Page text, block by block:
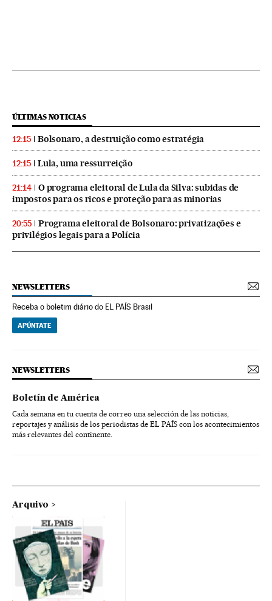
ÚLTIMAS NOTICIAS
12:15 Bolsonaro, a destruição como estratégia
12:15 Lula, uma ressurreição
21:14
O programa eleitoral de Lula da Silva: subidas de
impostos para os ricos e proteção para as minorias
20:55
Programa eleitoral de Bolsonaro: privatizações e
privilégios legais para a Polícia
NEWSLETTERS
Receba o boletim diário do EL PAÍS Brasil
APÚNTATE
NEWSLETTERS
Boletín de América
Cada semana en tu cuenta de correo una selección de las noticias,
reportajes y análisis de los periodistas de EL PAÍS con los acontecimientos
más relevantes del continente.
Arquivo